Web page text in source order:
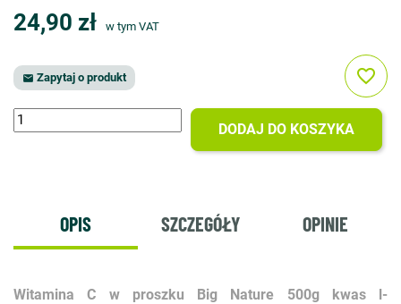
24,90 zł w tym VAT
 Zapytaj o produkt
DODAJ DO KOSZYKA
favorite_border
OPIS SZCZEGÓŁY OPINIE
Witamina C w proszku Big Nature 500g kwas l-